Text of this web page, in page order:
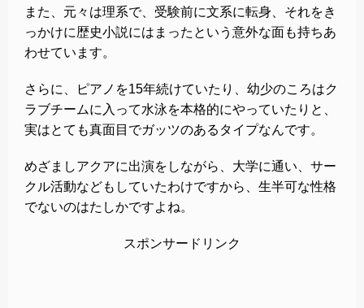
また、元々は理系で、受験前に文系に転身、それをき
っかけに歴史小説にはまったという意外な面も持ちあ
わせています。
さらに、ピアノを15年続けていたり、幼少のころはク
ラブチームに入って水泳を本格的にやっていたりと、
実はとても真面目でガッツのあるタイプなんです。
めざましアクアに出演をしながら、大学に通い、サー
クル活動などもしていたわけですから、生半可な性格
でないのはたしかですよね。
スポンサードリンク